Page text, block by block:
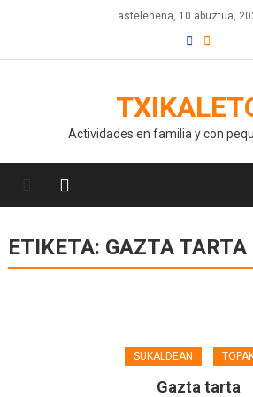
astelehena, 10 abuztua,
Actividades en familia y con
ETIKETA: GAZTA TARTA
SUKALDEAN
Gazta tarta